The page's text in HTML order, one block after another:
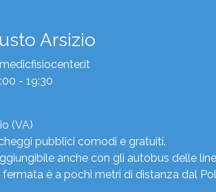
Arsizio
- 19:30
(VA)
pubblici comodi e gratuiti.
anche con gli autobus delle
è a pochi metri di distanza dal